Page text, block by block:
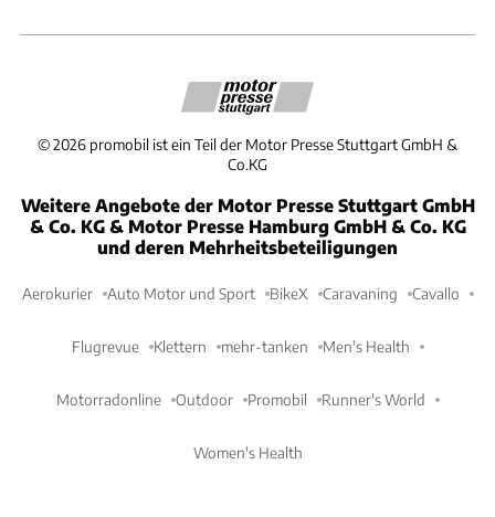
©2026 promobil ist ein Teil der Motor Presse Stuttgart GmbH &
Co.KG
Weitere Angebote der Motor Presse Stuttgart GmbH
& Co. KG & Motor Presse Hamburg GmbH & Co. KG
und deren Mehrheitsbeteiligungen
Aerokurier Auto Motor und Sport BikeX Caravaning Cavallo
Flugrevue Klettern mehr-tanken Men's Health
Motorradonline Outdoor Promobil Runner's World
Women's Health